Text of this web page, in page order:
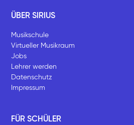
ÜBER SIRIUS
Musikschule
Virtueller Musikraum
Jobs
Lehrer werden
Datenschutz
Impressum
FÜR SCHÜLER